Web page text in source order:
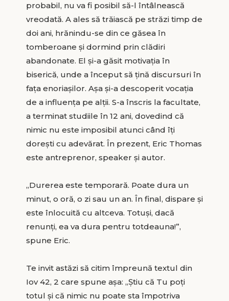
probabil, nu va fi posibil să-l întâlnească
vreodată. A ales să trăiască pe străzi timp de
doi ani, hrănindu-se din ce găsea în
tomberoane și dormind prin clădiri
abandonate. El și-a găsit motivația în
biserică, unde a început să țină discursuri în
fața enoriașilor. Așa și-a descoperit vocația
de a influența pe alții. S-a înscris la facultate,
a terminat studiile în 12 ani, dovedind că
nimic nu este imposibil atunci când îți
dorești cu adevărat. În prezent, Eric Thomas
este antreprenor, speaker și autor.
„Durerea este temporară. Poate dura un
minut, o oră, o zi sau un an. În final, dispare și
este înlocuită cu altceva. Totuși, dacă
renunți, ea va dura pentru totdeauna!”,
spune Eric.
Te invit astăzi să citim împreună textul din
Iov 42, 2 care spune așa: „Știu că Tu poți
totul și că nimic nu poate sta împotriva